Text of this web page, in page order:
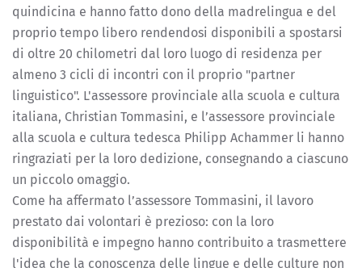
quindicina e hanno fatto dono della madrelingua e del
proprio tempo libero rendendosi disponibili a spostarsi
di oltre 20 chilometri dal loro luogo di residenza per
almeno 3 cicli di incontri con il proprio "partner
linguistico". L'assessore provinciale alla scuola e cultura
italiana, Christian Tommasini, e l’assessore provinciale
alla scuola e cultura tedesca Philipp Achammer li hanno
ringraziati per la loro dedizione, consegnando a ciascuno
un piccolo omaggio.
Come ha affermato l’assessore Tommasini, il lavoro
prestato dai volontari è prezioso: con la loro
disponibilità e impegno hanno contribuito a trasmettere
l'idea che la conoscenza delle lingue e delle culture non